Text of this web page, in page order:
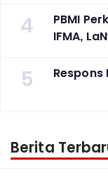
4
PBMI
IFMA,
5 Respons
Berita